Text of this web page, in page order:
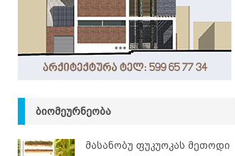
ᲑᲘᲝᲛᲔᲣᲠᲜᲔᲝᲑᲐ
მასანობუ ფუკუოკას მეთოდი